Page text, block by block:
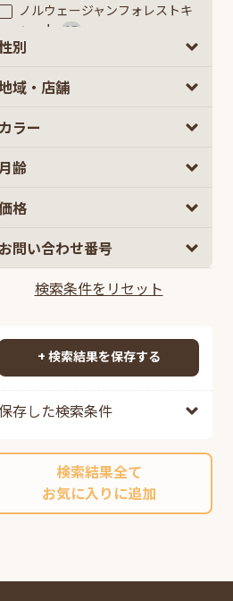
ノルウェージャンフォレストキ
ャット
17
ラガマフィン
ベンガル
アメリカンカール
エキゾチック 1
ヒマラヤン 2
ペルシャ 20
ソマリ
ロシアンブルー
メインクーン 11
スフィンクス 1
アビシニアン 1
別
男の子 0
域・店舗
カラー
齢
2 5
2ヵ月 5ヵ月以上
格
10 100
100万円以上
お問い合わせ番号
検索する
検索条件をリセット
+ 検索結果を保存する
存した検索条件
検索結果全て
お気に入りに追加